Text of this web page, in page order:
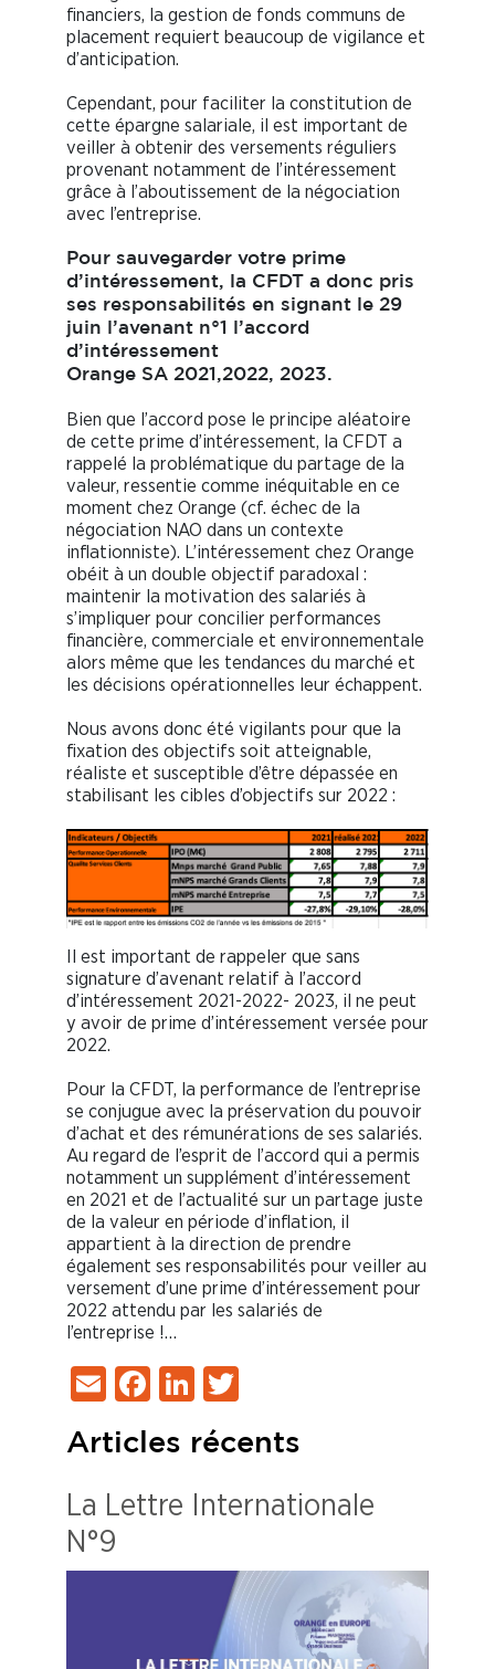
financiers, la gestion de fonds communs de
placement requiert beaucoup de vigilance et
d’anticipation.
Cependant, pour faciliter la constitution de
cette épargne salariale, il est important de
veiller à obtenir des versements réguliers
provenant notamment de l’intéressement
grâce à l’aboutissement de la négociation
avec l’entreprise.
Pour sauvegarder votre prime
d’intéressement, la CFDT a donc pris
ses responsabilités en signant le 29
juin l’avenant n°1 l’accord
d’intéressement
Orange SA 2021,2022, 2023.
Bien que l’accord pose le principe aléatoire
de cette prime d’intéressement, la CFDT a
rappelé la problématique du partage de la
valeur, ressentie comme inéquitable en ce
moment chez Orange (cf. échec de la
négociation NAO dans un contexte
inflationniste). L’intéressement chez Orange
obéit à un double objectif paradoxal :
maintenir la motivation des salariés à
s’impliquer pour concilier performances
financière, commerciale et environnementale
alors même que les tendances du marché et
les décisions opérationnelles leur échappent.
Nous avons donc été vigilants pour que la
fixation des objectifs soit atteignable,
réaliste et susceptible d’être dépassée en
stabilisant les cibles d’objectifs sur 2022 :
Il est important de rappeler que sans
signature d’avenant relatif à l’accord
d’intéressement 2021-2022- 2023, il ne peut
y avoir de prime d’intéressement versée pour
2022.
Pour la CFDT, la performance de l’entreprise
se conjugue avec la préservation du pouvoir
d’achat et des rémunérations de ses salariés.
Au regard de l’esprit de l’accord qui a permis
notamment un supplément d’intéressement
en 2021 et de l’actualité sur un partage juste
de la valeur en période d’inflation, il
appartient à la direction de prendre
également ses responsabilités pour veiller au
versement d’une prime d’intéressement pour
2022 attendu par les salariés de
l’entreprise !…
EmailFacebook
LinkedIn
Articles récents
La Lettre Internationale
N°9